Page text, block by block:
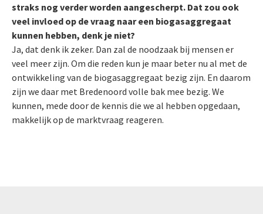
straks nog verder worden aangescherpt. Dat zou ook
veel invloed op de vraag naar een biogasaggregaat
kunnen hebben, denk je niet?
Ja, dat denk ik zeker. Dan zal de noodzaak bij mensen er
veel meer zijn. Om die reden kun je maar beter nu al met de
ontwikkeling van de biogasaggregaat bezig zijn. En daarom
zijn we daar met Bredenoord volle bak mee bezig. We
kunnen, mede door de kennis die we al hebben opgedaan,
makkelijk op de marktvraag reageren.